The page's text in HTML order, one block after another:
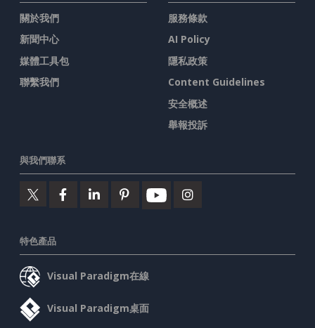
關於我們
新聞中心
媒體工具包
聯繫我們
服務條款
AI Policy
隱私政策
Content Guidelines
安全概述
舉報投訴
與我們聯系
特色產品
Visual Paradigm在線
Visual Paradigm桌面